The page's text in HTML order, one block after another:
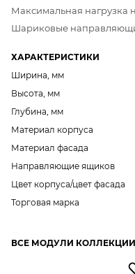
Максимальная нагрузка
Шариковые
ХАРАКТЕРИСТИКИ
Ширина, мм
Высота, мм
Глубина, мм
Материал корпуса
Материал фасада
Направляющие ящиков
Цвет корпуса/цвет фасада
Торговая марка
ВСЕ МОДУЛИ КОЛЛЕКЦИИ